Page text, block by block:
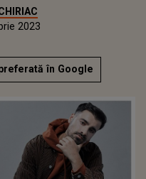
2023
în Google